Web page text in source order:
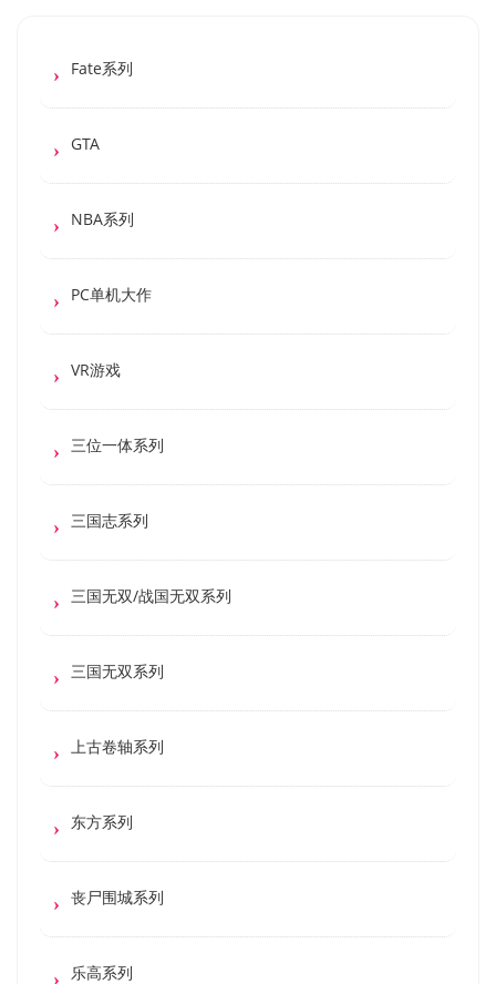
Fate系列
GTA
NBA系列
PC单机大作
VR游戏
三位一体系列
三国志系列
三国无双/战国无双系列
三国无双系列
上古卷轴系列
东方系列
丧尸围城系列
乐高系列